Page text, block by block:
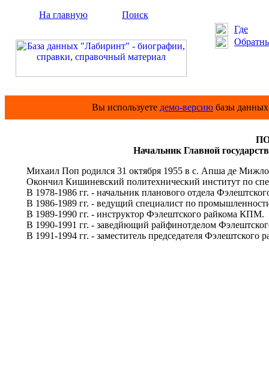
На главную
Поиск
Где
Вы используете демо-версию базы
Начальник Главной
Михаил Поп родился 31 октября 1955 в с. Апша де
Окончил Кишиневский политехнический институт по
В 1978-1986 гг. - начальник планового отдела
В 1986-1989 гг. - ведущий специалист по
В 1989-1990 гг. - инструктор Фэлештского райкома КПМ.
В 1990-1991 гг. - заведйющий райфинотделом
В 1991-1994 гг. - заместитель председателя Фэлештского